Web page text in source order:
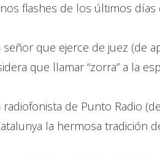
flashes de los últimos días
señor que ejerce de juez (de
que llamar “zorra” a la
radiofonista de Punto Radio
la hermosa tradición